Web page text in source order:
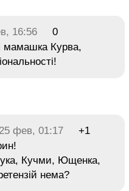
16:56
0
мамашка Курва,
25 фев, 01:17
+1
Кучми, Ющенка,
нема?